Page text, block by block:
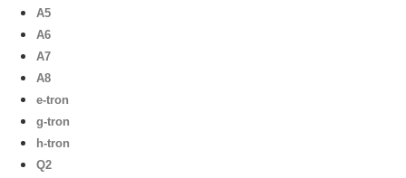
A5
A6
A7
A8
e-tron
g-tron
h-tron
Q2